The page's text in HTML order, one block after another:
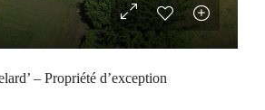
– Propriété d’exception